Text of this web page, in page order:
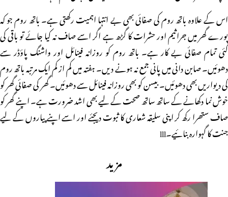
اس کے علاوہ باتھ روم کی صفائی بھی بے انتہا اہمیت رکھتی ہے۔ باتھ روم جو کہ
پورے گھر میں جراثیم اور حشرات کا گڑھ ہے اگر اسے صاف نہ کیا جائے تو باقی کی
گئی تمام صفائی بے کار ہے۔ باتھ روم کو روزانہ فینائل اور واشنگ پاؤڈر سے
دھوئیں۔ صابن دانی میں پانی جمع نہ ہونے دیں۔ ہفتہ میں کم از کم ایک مرتبہ باتھ روم
کی دیواریں بھی دھوئیں۔ بیسن کو بھی روزانہ فینائل سے دھوئیں۔ گھر کی صفائی گھر کو
خوش نما دکھانے کے ساتھ ساتھ صحت کے لیے بھی اشد ضرورت ہے۔ اپنے گھر کو
صاف ستھرا رکھ کر اپنی سلیقہ شعاری کا ثبوت دیجئے اور اسے اپنے پیاروں کے لیے
جنت کا گہوارہ بنائیے۔lll
مزید